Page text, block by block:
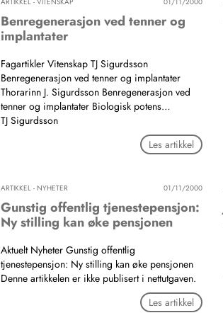
Benregenerasjon ved tenner og
implantater
Fagartikler Vitenskap TJ Sigurdsson
Benregenerasjon ved tenner og implantater
Thorarinn J. Sigurdsson Benregenerasjon ved
tenner og implantater Biologisk potens…
TJ Sigurdsson
Les artikkel
ARTIKKEL - NYHETER 01/11/2000
Gunstig offentlig tjenestepensjon:
Ny stilling kan øke pensjonen
Aktuelt Nyheter Gunstig offentlig
tjenestepensjon: Ny stilling kan øke pensjonen
Denne artikkelen er ikke publisert i nettutgaven.
Les artikkel